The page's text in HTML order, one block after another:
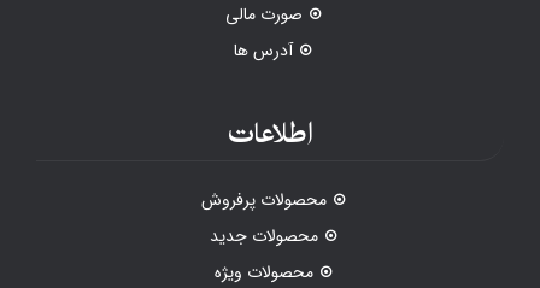
صورت مالی
آدرس ها
اطلاعات
محصولات پرفروش
محصولات جدید
محصولات ویژه